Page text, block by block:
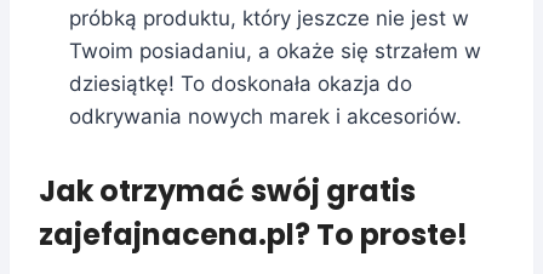
próbką produktu, który jeszcze nie jest w
Twoim posiadaniu, a okaże się strzałem w
dziesiątkę! To doskonała okazja do
odkrywania nowych marek i akcesoriów.
Jak otrzymać swój gratis
zajefajnacena.pl? To proste!